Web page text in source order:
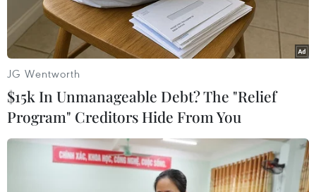
Việt Nam ngày càng trở thành một địa điểm hấp
dẫn để các công ty giày da hàng đầu của Italy
thâm nhập, đặt nhà máy sản xuất và từ đó phân
phối sản phẩm đi khắp mọi nơi.
Bài đăng trên báo Mặt Trời 24 giờ cho biết
Coronet, một trong những công ty sản xuất da
giày lớn nhất của Italy, mới đây đã quyết định
chuyển nhà máy từ tỉnh Quảng Đông (Trung
Quốc) sang Việt Nam. Bắt đầu từ năm 2014,
JG Wentworth
$15k In Unmanageable Debt? The "Relief
Program" Creditors Hide From You